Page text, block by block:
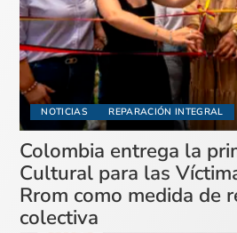
NOTICIAS REPARACIÓN INTEGRAL
Colombia entrega la
Cultural para las
Rrom como medida de
colectiva